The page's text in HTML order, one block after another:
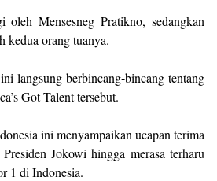
oleh Mensesneg Pratikno, sedangkan
kedua orang tuanya.
langsung berbincang-bincang tentang
Got Talent tersebut.
ini menyampaikan ucapan terima
Jokowi hingga merasa terharu
1 di Indonesia.